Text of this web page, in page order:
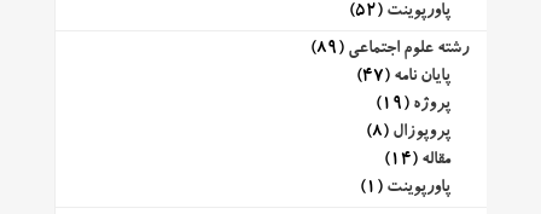
پاورپوینت (52)
رشته علوم اجتماعی (89)
پایان نامه (47)
پروژه (19)
پروپوزال (8)
مقاله (14)
پاورپوینت (1)